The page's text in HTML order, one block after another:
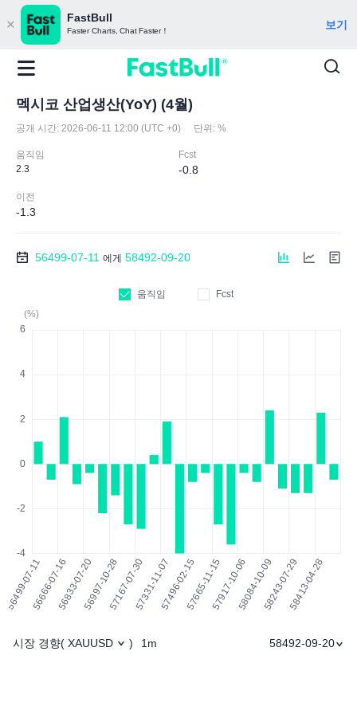
FastBull
Faster Charts, Chat Faster！ 보기
멕시코 산업생산(YoY) (4월)
공개 시간: 2026-06-11 12:00 (UTC +0) 단위: %
움직임
2.3
Fcst
-0.8
이전
-1.3
56499-07-11 에게 58492-09-20
움직임
Fcst
(%)
시장 경향( XAUUSD ) 1m 58492-09-20